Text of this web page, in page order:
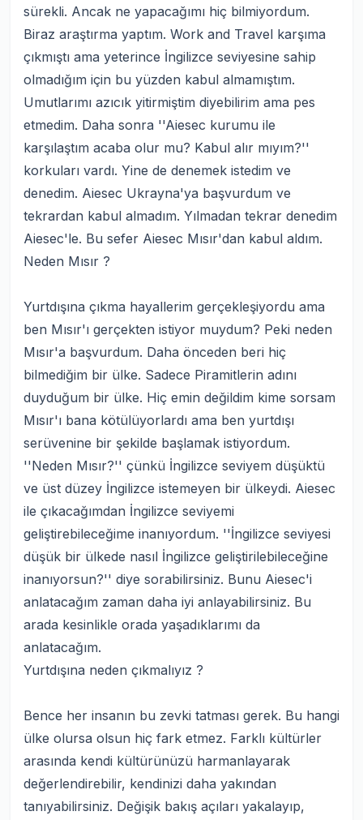
sürekli. Ancak ne yapacağımı hiç bilmiyordum.
Biraz araştırma yaptım. Work and Travel karşıma
çıkmıştı ama yeterince İngilizce seviyesine sahip
olmadığım için bu yüzden kabul almamıştım.
Umutlarımı azıcık yitirmiştim diyebilirim ama pes
etmedim. Daha sonra ''Aiesec kurumu ile
karşılaştım acaba olur mu? Kabul alır mıyım?''
korkuları vardı. Yine de denemek istedim ve
denedim. Aiesec Ukrayna'ya başvurdum ve
tekrardan kabul almadım. Yılmadan tekrar denedim
Aiesec'le. Bu sefer Aiesec Mısır'dan kabul aldım.
Neden Mısır ?
Yurtdışına çıkma hayallerim gerçekleşiyordu ama
ben Mısır'ı gerçekten istiyor muydum? Peki neden
Mısır'a başvurdum. Daha önceden beri hiç
bilmediğim bir ülke. Sadece Piramitlerin adını
duyduğum bir ülke. Hiç emin değildim kime sorsam
Mısır'ı bana kötülüyorlardı ama ben yurtdışı
serüvenine bir şekilde başlamak istiyordum.
''Neden Mısır?'' çünkü İngilizce seviyem düşüktü
ve üst düzey İngilizce istemeyen bir ülkeydi. Aiesec
ile çıkacağımdan İngilizce seviyemi
geliştirebileceğime inanıyordum. ''İngilizce seviyesi
düşük bir ülkede nasıl İngilizce geliştirilebileceğine
inanıyorsun?'' diye sorabilirsiniz. Bunu Aiesec'i
anlatacağım zaman daha iyi anlayabilirsiniz. Bu
arada kesinlikle orada yaşadıklarımı da
anlatacağım.
Yurtdışına neden çıkmalıyız ?
Bence her insanın bu zevki tatması gerek. Bu hangi
ülke olursa olsun hiç fark etmez. Farklı kültürler
arasında kendi kültürünüzü harmanlayarak
değerlendirebilir, kendinizi daha yakından
tanıyabilirsiniz. Değişik bakış açıları yakalayıp,